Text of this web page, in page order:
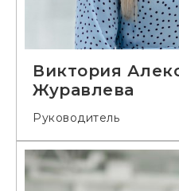
Виктория
Журавлева
Руководитель